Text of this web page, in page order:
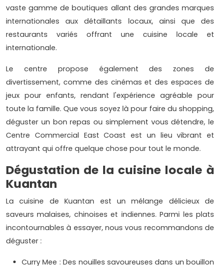
vaste gamme de boutiques allant des grandes marques
internationales aux détaillants locaux, ainsi que des
restaurants variés offrant une cuisine locale et
internationale.
Le centre propose également des zones de
divertissement, comme des cinémas et des espaces de
jeux pour enfants, rendant l'expérience agréable pour
toute la famille. Que vous soyez là pour faire du shopping,
déguster un bon repas ou simplement vous détendre, le
Centre Commercial East Coast est un lieu vibrant et
attrayant qui offre quelque chose pour tout le monde.
Dégustation de la cuisine locale à
Kuantan
La cuisine de Kuantan est un mélange délicieux de
saveurs malaises, chinoises et indiennes. Parmi les plats
incontournables à essayer, nous vous recommandons de
déguster :
Curry Mee : Des nouilles savoureuses dans un bouillon